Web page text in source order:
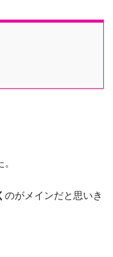
のがメインだと思いき